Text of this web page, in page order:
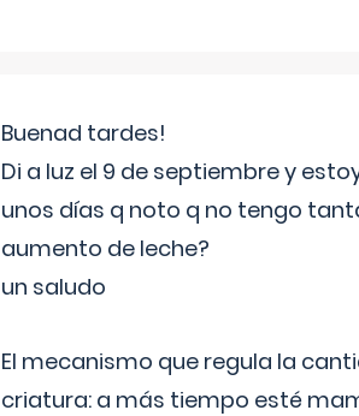
Buenad tardes!
Di a luz el 9 de septiembre y
unos días q noto q no tengo
aumento de leche?
un saludo
El mecanismo que regula la
criatura: a más tiempo esté